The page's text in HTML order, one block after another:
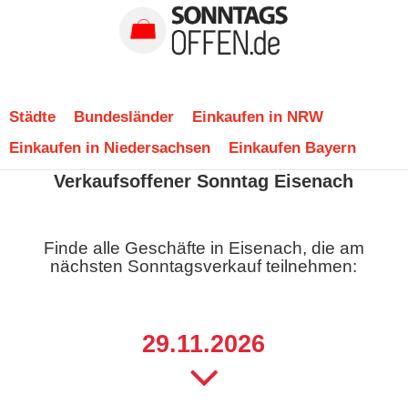
Städte Bundesländer
Einkaufen in NRW
Einkaufen in Niedersachsen
Einkaufen Bayern
Verkaufsoffener Sonntag Eisenach
Finde alle Geschäfte in Eisenach, die am
nächsten Sonntagsverkauf teilnehmen:
29.11.2026